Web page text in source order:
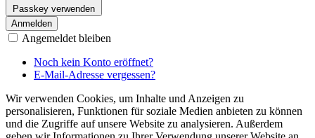
Passkey verwenden
Anmelden
Angemeldet bleiben
Noch kein Konto eröffnet?
E-Mail-Adresse vergessen?
Wir verwenden Cookies, um Inhalte und Anzeigen zu
personalisieren, Funktionen für soziale Medien anbieten zu können
und die Zugriffe auf unsere Website zu analysieren. Außerdem